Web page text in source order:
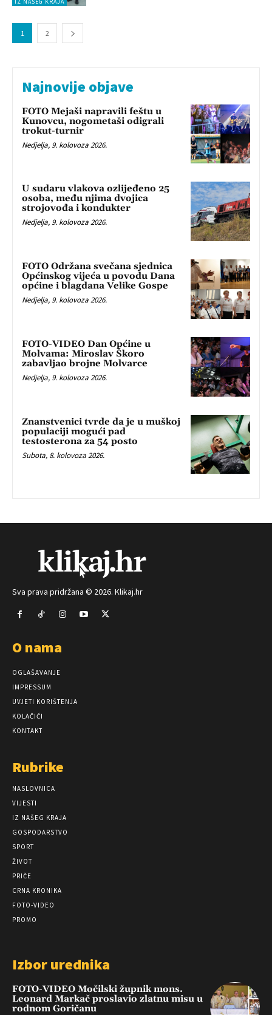
1 2
Najnovije objave
FOTO Mejaši napravili feštu u
Kunovcu, nogometaši odigrali
trokut-turnir
Nedjelja, 9. kolovoza 2026.
U sudaru vlakova ozlijeđeno 25
osoba, među njima dvojica
strojovođa i kondukter
Nedjelja, 9. kolovoza 2026.
FOTO Održana svečana sjednica
Općinskog vijeća u povodu Dana
općine i blagdana Velike Gospe
Nedjelja, 9. kolovoza 2026.
FOTO-VIDEO Dan Općine u
Molvama: Miroslav Škoro
zabavljao brojne Molvarce
Nedjelja, 9. kolovoza 2026.
Znanstvenici tvrde da je u muškoj
populaciji mogući pad
testosterona za 54 posto
Subota, 8. kolovoza 2026.
Sva prava pridržana © 2026. Klikaj.hr
O nama
OGLAŠAVANJE
IMPRESSUM
UVJETI KORIŠTENJA
KOLAČIĆI
KONTAKT
Rubrike
NASLOVNICA
VIJESTI
IZ NAŠEG KRAJA
GOSPODARSTVO
SPORT
ŽIVOT
PRIČE
CRNA KRONIKA
FOTO-VIDEO
PROMO
Izbor urednika
FOTO-VIDEO Močilski župnik mons.
Leonard Markač proslavio zlatnu misu u
rodnom Goričanu